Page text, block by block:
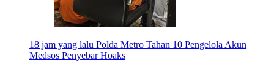
18 jam yang lalu Polda Metro Tahan 10 Pengelola Akun
Medsos Penyebar Hoaks